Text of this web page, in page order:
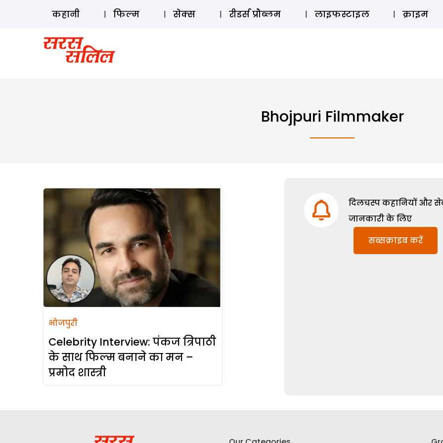
ऑडियो
कहानी फिल्म सेक्स रीडर्स प्रौब्लम लाइफस्टाइल क्राइम
Bhojpuri Filmmaker
भोजपुरी
Celebrity Interview: पंकज त्रिपाठी
के साथ फिल्म बनाने का मन –
प्रमोद शास्त्री
दिलचस्प कहानियों और
जानकारी के लिए
सब्सक्राइब करें